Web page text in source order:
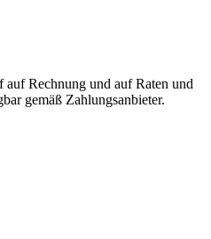
Rechnung und auf Raten und
gemäß Zahlungsanbieter.